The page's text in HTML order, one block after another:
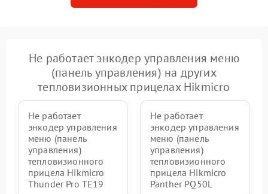
Не работает энкодер управления меню
(панель управления) на других
тепловизионных прицелах Hikmicro
Не работает
энкодер управления
меню (панель
управления)
тепловизионного
прицела Hikmicro
Thunder Pro TE19
Не работает
энкодер управления
меню (панель
управления)
тепловизионного
прицела Hikmicro
Panther PQ50L